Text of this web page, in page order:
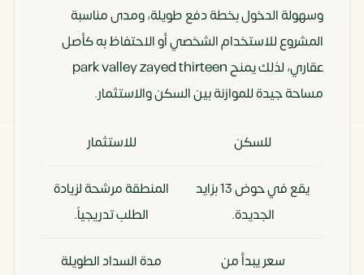
وسهولة الدخول بخطة دفع طويلة، ومدى مناسبة
المشروع للاستخدام الشخصي أو الاحتفاظ به كأصل
عقاري، لذلك يمنح park valley zayed thirteen
مساحة جيدة للموازنة بين السكن والاستثمار.
للسكن للاستثمار
يقع في حوض 13 بزايد
الجديدة.
المنطقة مرشحة لزيادة
الطلب تدريجياً.
سعر يبدأ من
مدة السداد الطويلة